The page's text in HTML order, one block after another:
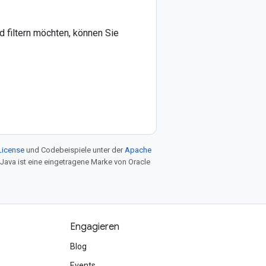
filtern möchten, können Sie
und Codebeispiele unter derApache
ist eine eingetragene Marke von Oracle
Engagieren
Blog